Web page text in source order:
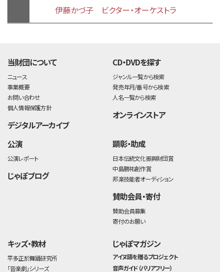
伊藤かづ子
ビクター・オーケストラ
当財団について
ニュース
事業概要
お問い合わせ
個人情報保護方針
デジタルアーカイブ
CD・DVDを探す
ジャンル一覧から検索
発売年月/番号から検索
人名一覧から検索
オンラインストア
公演
公演レポート
じゃぽブログ
顕彰・助成
日本伝統文化振興財団賞
中島勝祐創作賞
邦楽技能者オーディション
賛助会員・寄付
賛助会員募集
寄付のお願い
キッズ・教材
平多正於舞踊研究所
「音楽劇」シリーズ
じゃぽマガジン
アイヌ語を贈るプロジェクト
音声ガイド（バリアフリー）